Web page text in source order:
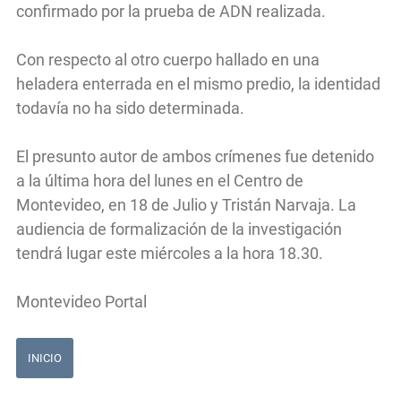
confirmado por la prueba de ADN realizada.
Con respecto al otro cuerpo hallado en una
heladera enterrada en el mismo predio, la identidad
todavía no ha sido determinada.
El presunto autor de ambos crímenes fue detenido
a la última hora del lunes en el Centro de
Montevideo, en 18 de Julio y Tristán Narvaja. La
audiencia de formalización de la investigación
tendrá lugar este miércoles a la hora 18.30.
Montevideo Portal
INICIO